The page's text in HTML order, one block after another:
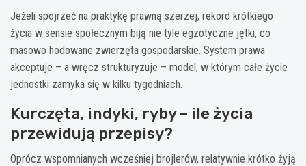
Jeżeli spojrzeć na praktykę prawną szerzej, rekord krótkiego
życia w sensie społecznym biją nie tyle egzotyczne jętki, co
masowo hodowane zwierzęta gospodarskie. System prawa
akceptuje – a wręcz strukturyzuje – model, w którym całe życie
jednostki zamyka się w kilku tygodniach.
Kurczęta, indyki, ryby – ile życia
przewidują przepisy?
Oprócz wspomnianych wcześniej brojlerów, relatywnie krótko żyją